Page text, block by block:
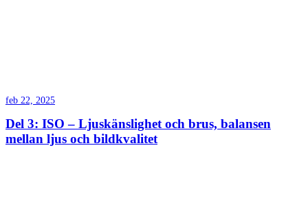
feb 22, 2025
Del 3: ISO – Ljuskänslighet och brus, balansen
mellan ljus och bildkvalitet